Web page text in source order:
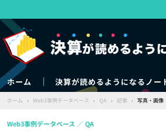
ホーム 決算が読めるようになるノー
ホーム › Web3事例データベース › QA › 記事 › 写真・画像
Web3事例データベース QA